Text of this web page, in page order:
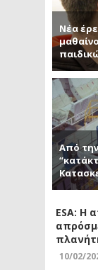
Νέα
Από
ESA: Η
10/02/